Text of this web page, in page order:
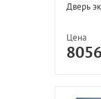
Дверь
Цена
8056